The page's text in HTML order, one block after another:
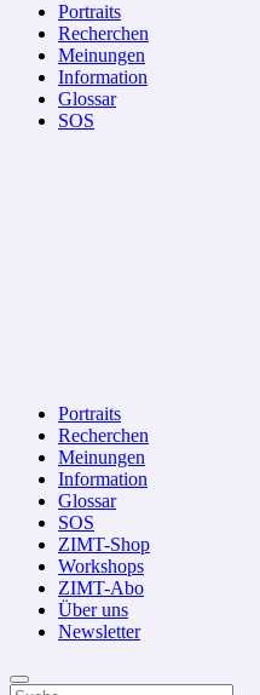
Portraits
Recherchen
Meinungen
Information
Glossar
SOS
Portraits
Recherchen
Meinungen
Information
Glossar
SOS
ZIMT-Shop
Workshops
ZIMT-Abo
Über uns
Newsletter